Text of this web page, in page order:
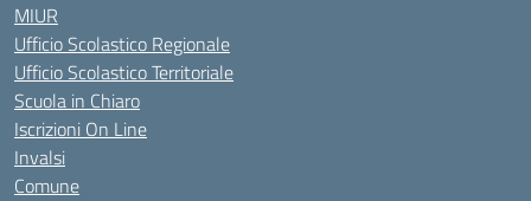
MIUR
Ufficio Scolastico Regionale
Ufficio Scolastico Territoriale
Scuola in Chiaro
Iscrizioni On Line
Invalsi
Comune